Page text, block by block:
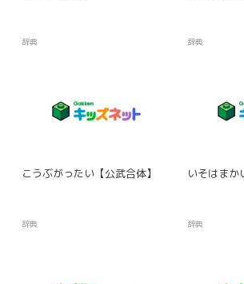
辞典 辞典
こうぶがったい【公武合体】
辞典
いそはまか
辞典